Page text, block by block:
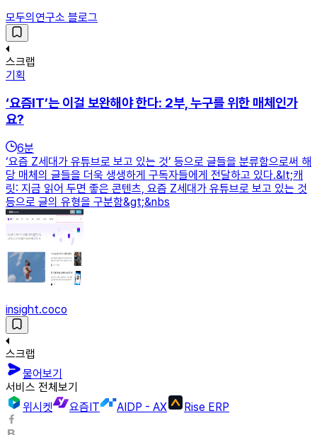
모두의연구소 블로그
스크랩
기획
‘요즘IT’는 이걸 보완해야 한다: 2부, 누구를 위한 매체인가
요?
6분
‘요즘 Z세대가 유튜브로 보고 있는 것’ 등으로 글들을 분류함으로써 해
당 매체의 글들을 더욱 생생하게 구독자들에게 전달하고 있다.&lt;캐
릿: 지금 읽어 두면 좋은 콘텐츠, 요즘 Z세대가 유튜브로 보고 있는 것
등으로 글의 유형을 구분함&gt;&nbs
insight.coco
스크랩
물어보기
서비스 전체보기
위시켓
요즘IT AIDP - AX Rise ERP